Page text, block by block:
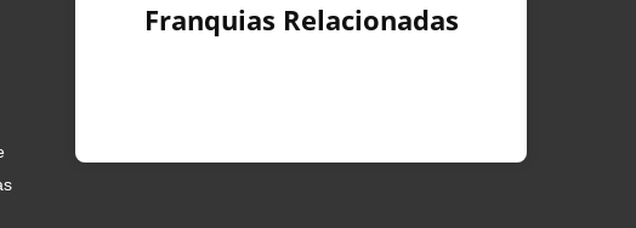
Franquias Relacionadas